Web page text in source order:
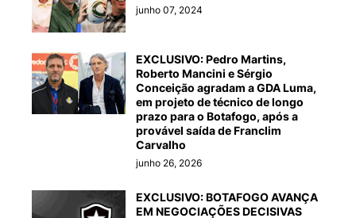
junho 07, 2024
EXCLUSIVO: Pedro Martins,
Roberto Mancini e Sérgio
Conceição agradam a GDA Luma,
em projeto de técnico de longo
prazo para o Botafogo, após a
provável saída de Franclim
Carvalho
junho 26, 2026
EXCLUSIVO: BOTAFOGO AVANÇA
EM NEGOCIAÇÕES DECISIVAS